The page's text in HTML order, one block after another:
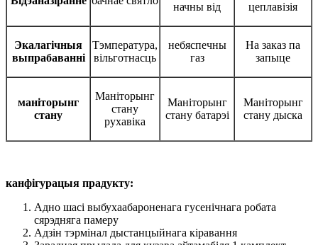
начны від
цеплавізія
Экалагічныя
выпрабаванні
Тэмпература,
вільготнасць
небяспечны
газ
На заказ па
запыце
маніторынг
стану
Маніторынг
стану
рухавіка
Маніторынг
стану батарэі
Маніторынг
стану дыска
канфігурацыя прадукту:
Адно шасі выбухаабароненага гусенічнага робата
сярэдняга памеру
Адзін тэрмінал дыстанцыйнага кіравання